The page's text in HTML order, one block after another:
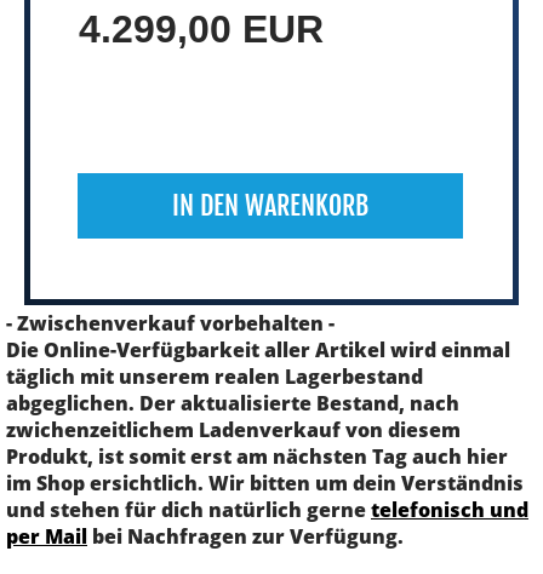
4.299,00 EUR
IN DEN WARENKORB
- Zwischenverkauf vorbehalten -
Die Online-Verfügbarkeit aller Artikel wird einmal
täglich mit unserem realen Lagerbestand
abgeglichen. Der aktualisierte Bestand, nach
zwichenzeitlichem Ladenverkauf von diesem
Produkt, ist somit erst am nächsten Tag auch hier
im Shop ersichtlich. Wir bitten um dein Verständnis
und stehen für dich natürlich gernetelefonisch und
per Mail bei Nachfragen zur Verfügung.